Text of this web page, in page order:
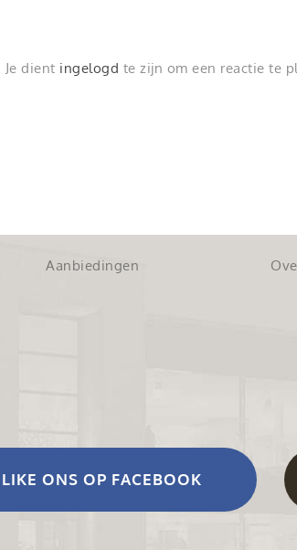
Je dient ingelogd te zijn om een reactie te
Aanbiedingen
LIKE ONS OP FACEBOOK